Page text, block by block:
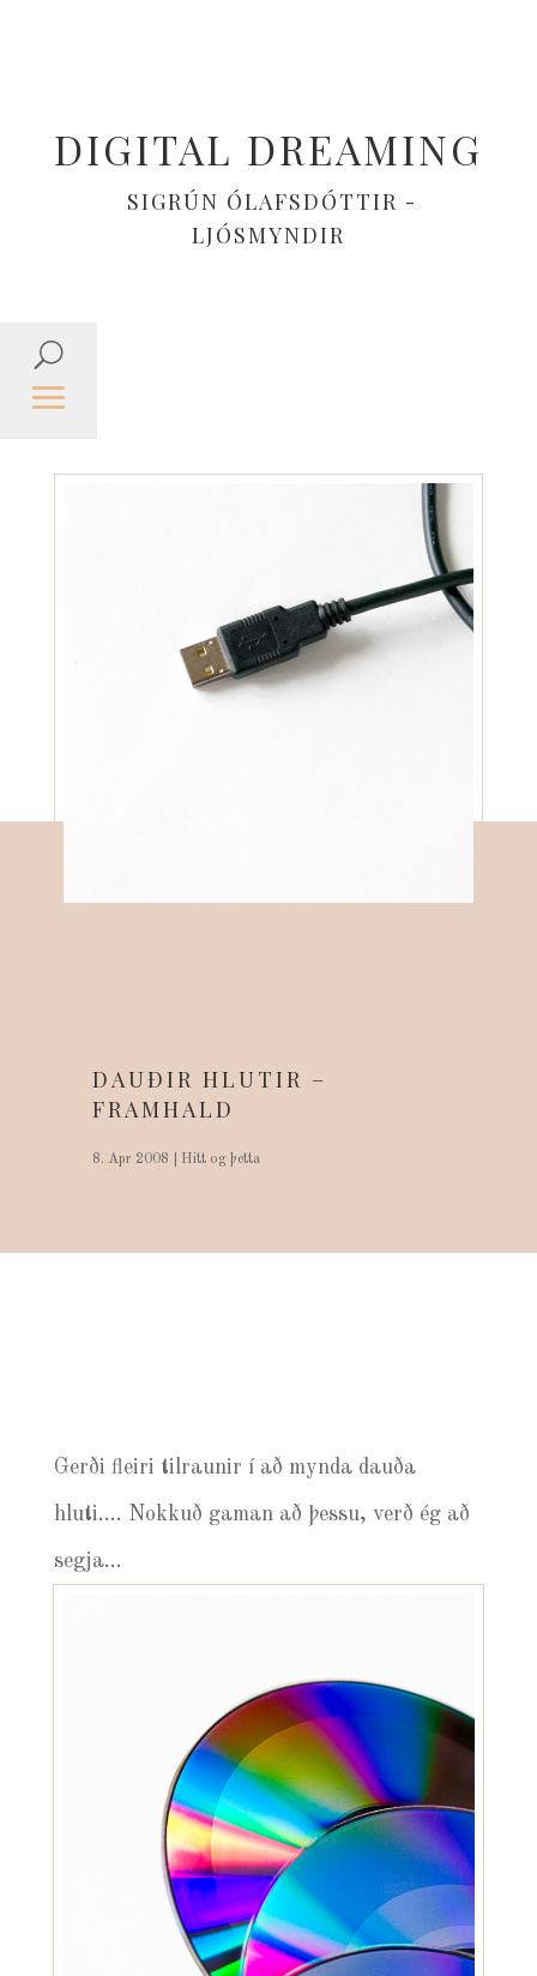
DIGITAL DREAMING
SIGRÚN ÓLAFSDÓTTIR -
LJÓSMYNDIR
DAUÐIR HLUTIR –
FRAMHALD
8. Apr 2008 Hitt og þetta
Gerði fleiri tilraunir í að mynda dauða
hluti…. Nokkuð gaman að þessu, verð ég að
segja…